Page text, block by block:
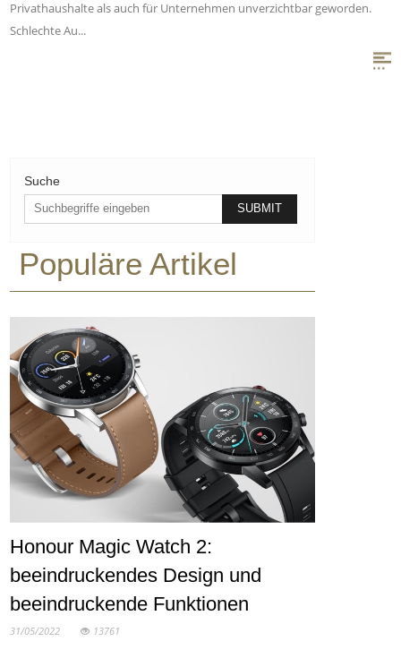
Privathaushalte als auch für Unternehmen unverzichtbar geworden.
Schlechte Au...
Suche
Populäre Artikel
Honour Magic Watch 2:
beeindruckendes Design und
beeindruckende Funktionen
31/05/2022 13761